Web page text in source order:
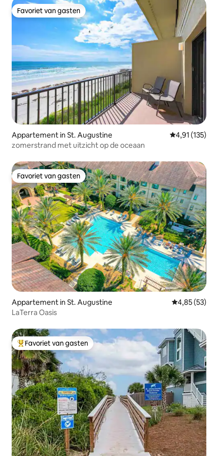
Favoriet van gasten
Favoriet van gasten
Appartement in St. Augustine Gemiddelde
4,91 (135)
zomerstrand met uitzicht op de oceaan
Favoriet van gasten
Favoriet van gasten
Appartement in St. Augustine Gemiddelde
4,85 (53)
LaTerra Oasis
Topfavoriet van gasten
Favoriet van gasten